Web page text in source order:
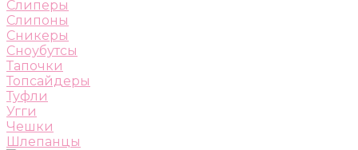
Слиперы
Слипоны
Сникеры
Сноубутсы
Тапочки
Топсайдеры
Туфли
Угги
Чешки
Шлепанцы